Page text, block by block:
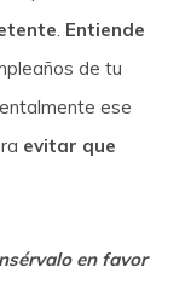
. Entiende
de tu
ese
evitar que
en favor